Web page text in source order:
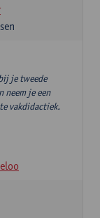
je tweede
neem je een
vakdidactiek.